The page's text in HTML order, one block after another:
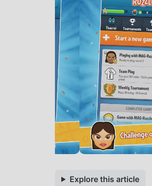
Explore this article